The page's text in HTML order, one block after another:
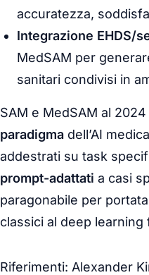
accuratezza,
Integrazione EHDS/
MedSAM per
sanitari condivisi in
SAM e MedSAM al
paradigma dell’AI
addestrati su task
prompt-adattati a casi
paragonabile per
classici al deep learning
Riferimenti: Alexander